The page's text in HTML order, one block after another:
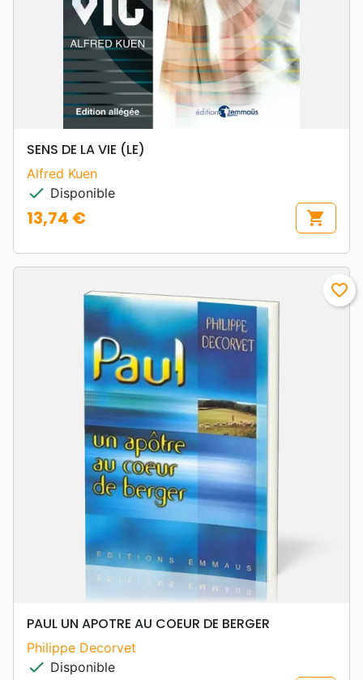
SENS DE LA VIE (LE)
Alfred Kuen
check Disponible
Prix
13,74 € shopping_cart
favorite_border
PAUL UN APOTRE AU COEUR DE BERGER
Philippe Decorvet
check Disponible